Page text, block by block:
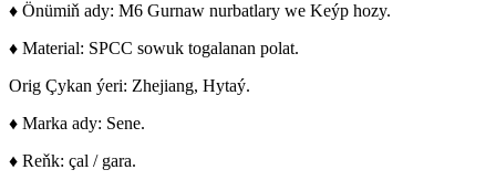
♦ Önümiň ady: M6 Gurnaw nurbatlary we Keýp hozy.
♦ Material: SPCC sowuk togalanan polat.
Orig Çykan ýeri: Zhejiang, Hytaý.
♦ Marka ady: Sene.
♦ Reňk: çal / gara.